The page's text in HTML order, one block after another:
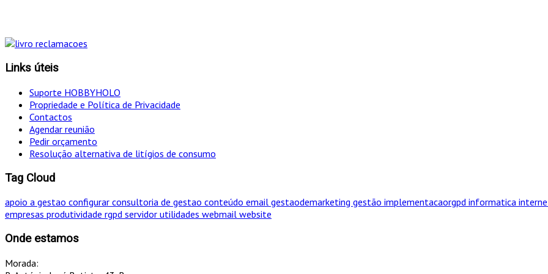
Links úteis
Suporte HOBBYHOLO
Propriedade e Política de Privacidade
Contactos
Agendar reunião
Pedir orçamento
Resolução alternativa de litígios de consumo
Tag Cloud
apoio a gestao configurar consultoria de gestao conteúdo email gestaodemarketing gestão implementacaorgpd informatica
empresas produtividade rgpd servidor utilidades webmail website
Onde estamos
Morada: